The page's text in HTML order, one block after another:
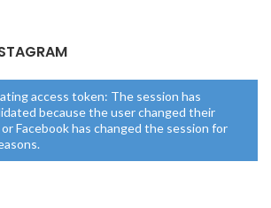
access token: The session has
because the user changed their
Facebook has changed the session for